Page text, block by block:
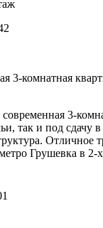
3-комнатная
3-
так и под сдачу
Отличное
Грушевка в 2-